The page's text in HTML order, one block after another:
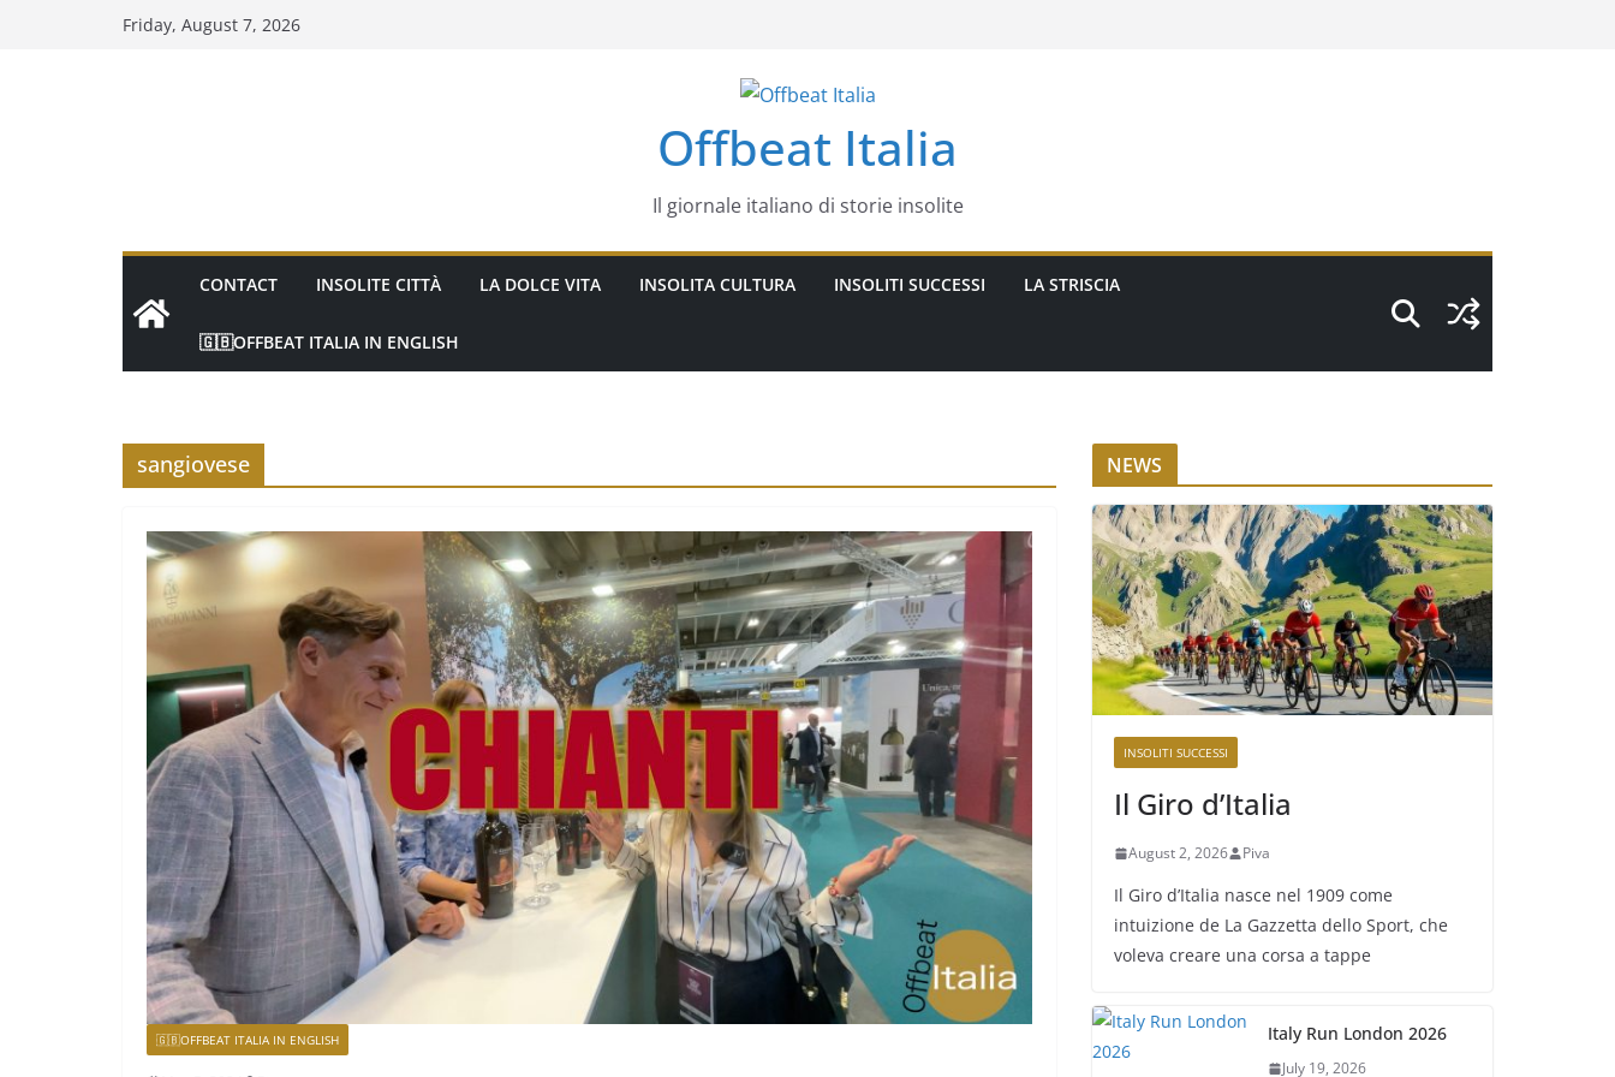
Friday, August 7, 2026
Offbeat Italia
Il giornale italiano di storie insolite
CONTACT INSOLITE CITTÀ LA DOLCE VITA INSOLITA CULTURA INSOLITI SUCCESSI LA STRISCIA
🇬🇧OFFBEAT ITALIA IN ENGLISH
sangiovese
🇬🇧OFFBEAT ITALIA IN ENGLISH
NEWS
INSOLITI SUCCESSI
Il Giro d’Italia
August 2, 2026 Piva
Il Giro d’Italia nasce nel 1909 come
intuizione de La Gazzetta dello Sport, che
voleva creare una corsa a tappe
Italy Run London 2026
July 19, 2026